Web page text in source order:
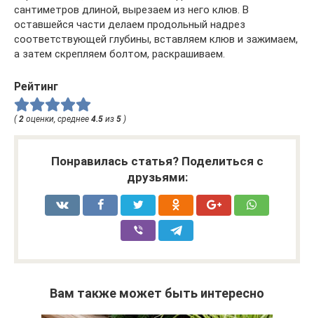
сантиметров длиной, вырезаем из него клюв. В
оставшейся части делаем продольный надрез
соответствующей глубины, вставляем клюв и зажимаем,
а затем скрепляем болтом, раскрашиваем.
Рейтинг
( 2 оценки, среднее 4.5 из 5 )
Понравилась статья? Поделиться с
друзьями:
Вам также может быть интересно